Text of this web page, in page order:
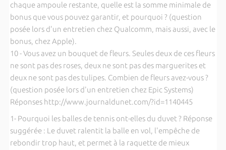
chaque ampoule restante, quelle est la somme minimale de
bonus que vous pouvez garantir, et pourquoi ? (question
posée lors d'un entretien chez Qualcomm, mais aussi, avec le
bonus, chez Apple).
10 - Vous avez un bouquet de fleurs. Seules deux de ces fleurs
ne sont pas des roses, deux ne sont pas des marguerites et
deux ne sont pas des tulipes. Combien de fleurs avez-vous ?
(question posée lors d'un entretien chez Epic Systems)
Réponses http://www.journaldunet.com/?id=1140445
1- Pourquoi les balles de tennis ont-elles du duvet ? Réponse
suggérée : Le duvet ralentit la balle en vol, l'empêche de
rebondir trop haut, et permet à la raquette de mieux